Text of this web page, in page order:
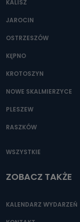
Można to zrobić pod
KALISZ
JAROCIN
OSTRZESZÓW
KĘPNO
KROTOSZYN
NOWE SKALMIERZYCE
PLESZEW
RASZKÓW
WSZYSTKIE
ZOBACZ TAKŻE
KALENDARZ WYDARZEŃ